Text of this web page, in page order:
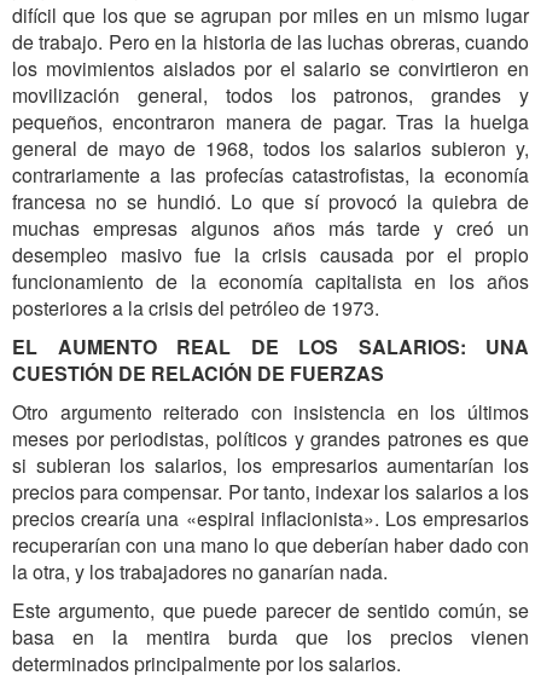
difícil que los que se agrupan por miles en un mismo lugar
de trabajo. Pero en la historia de las luchas obreras, cuando
los movimientos aislados por el salario se convirtieron en
movilización general, todos los patronos, grandes y
pequeños, encontraron manera de pagar. Tras la huelga
general de mayo de 1968, todos los salarios subieron y,
contrariamente a las profecías catastrofistas, la economía
francesa no se hundió. Lo que sí provocó la quiebra de
muchas empresas algunos años más tarde y creó un
desempleo masivo fue la crisis causada por el propio
funcionamiento de la economía capitalista en los años
posteriores a la crisis del petróleo de 1973.
EL AUMENTO REAL DE LOS SALARIOS: UNA
CUESTIÓN DE RELACIÓN DE FUERZAS
Otro argumento reiterado con insistencia en los últimos
meses por periodistas, políticos y grandes patrones es que
si subieran los salarios, los empresarios aumentarían los
precios para compensar. Por tanto, indexar los salarios a los
precios crearía una «espiral inflacionista». Los empresarios
recuperarían con una mano lo que deberían haber dado con
la otra, y los trabajadores no ganarían nada.
Este argumento, que puede parecer de sentido común, se
basa en la mentira burda que los precios vienen
determinados principalmente por los salarios.